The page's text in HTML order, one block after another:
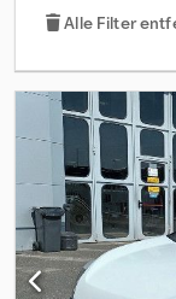
Alle Filter